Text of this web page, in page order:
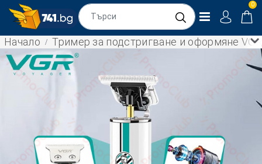
0
Начало Тример за подстригване и оформяне